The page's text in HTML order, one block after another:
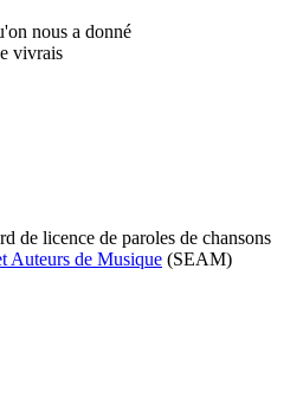
nous a donné
vivrais
de licence de paroles de chansons
Auteurs de Musique (SEAM)